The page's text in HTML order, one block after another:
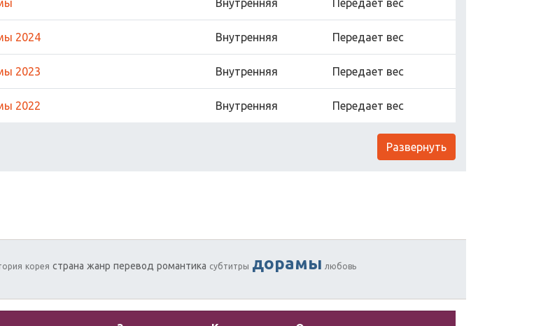
Внутренняя Передает вес
2024 Внутренняя Передает вес
2023 Внутренняя Передает вес
2022 Внутренняя Передает вес
Развернуть
корея страна жанр перевод романтика субтитры дорамы любовь